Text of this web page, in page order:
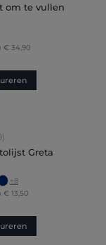
om te vullen
€ 34,90
waardering van 4.89
Greta
+8
€ 13,50